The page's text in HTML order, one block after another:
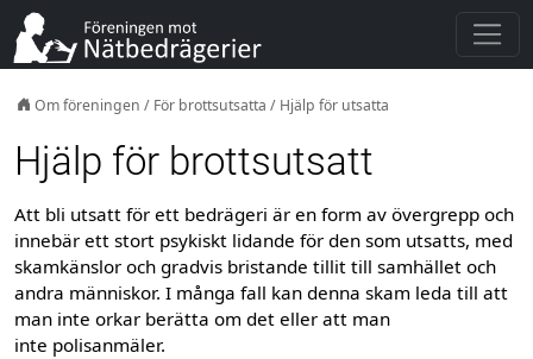
Om föreningen / För brottsutsatta / Hjälp för utsatta
Hjälp för brottsutsatt
Att bli utsatt för ett bedrägeri är en form av övergrepp och
innebär ett stort psykiskt lidande för den som utsatts, med
skamkänslor och gradvis bristande tillit till samhället och
andra människor. I många fall kan denna skam leda till att
man inte orkar berätta om det eller att man
inte polisanmäler.